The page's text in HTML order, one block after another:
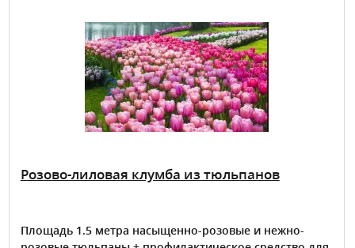
Розово-лиловая клумба из тюльпанов
Площадь 1.5 метра насыщенно-розовые и нежно-